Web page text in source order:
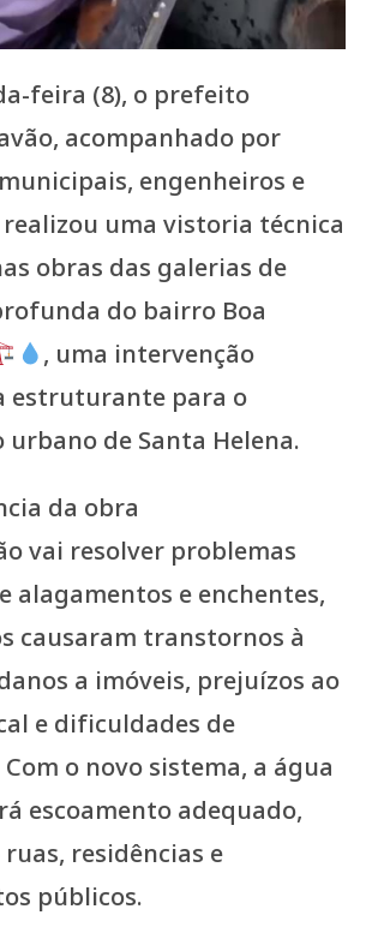
feira (8), o prefeito
acompanhado por
engenheiros e
uma vistoria técnica
obras das galerias de
do bairro Boa
, uma intervenção
estruturante para o
urbano de Santa Helena.
da obra
vai resolver problemas
alagamentos e enchentes,
causaram transtornos à
a imóveis, prejuízos ao
e dificuldades de
o novo sistema, a água
escoamento adequado,
residências e
públicos.